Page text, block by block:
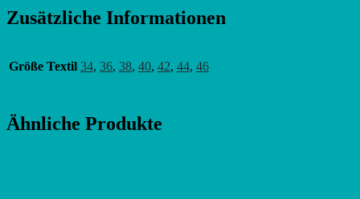
Zusätzliche Informationen
Größe Textil 34, 36, 38, 40, 42, 44, 46
Ähnliche Produkte